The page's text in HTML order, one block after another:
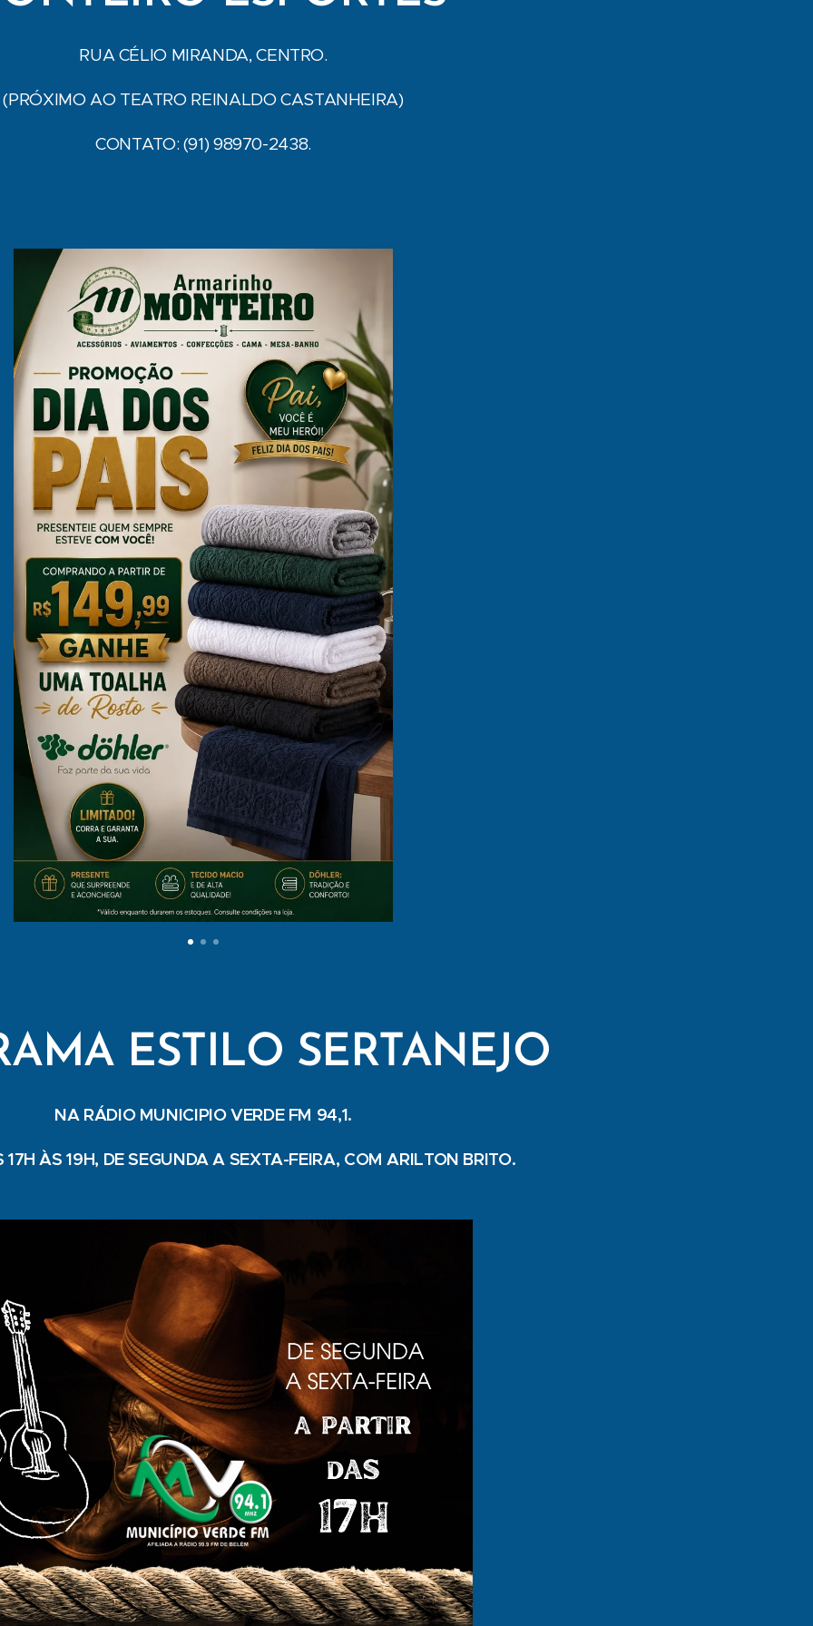
RUA CÉLIO MIRANDA, CENTRO.
(PRÓXIMO AO TEATRO REINALDO CASTANHEIRA)
CONTATO: (91) 98970-2438.
ESTILO SERTANEJO
NA RÁDIO MUNICIPIO VERDE FM 94,1.
17H ÀS 19H, DE SEGUNDA A SEXTA-FEIRA, COM ARILTON BRITO.